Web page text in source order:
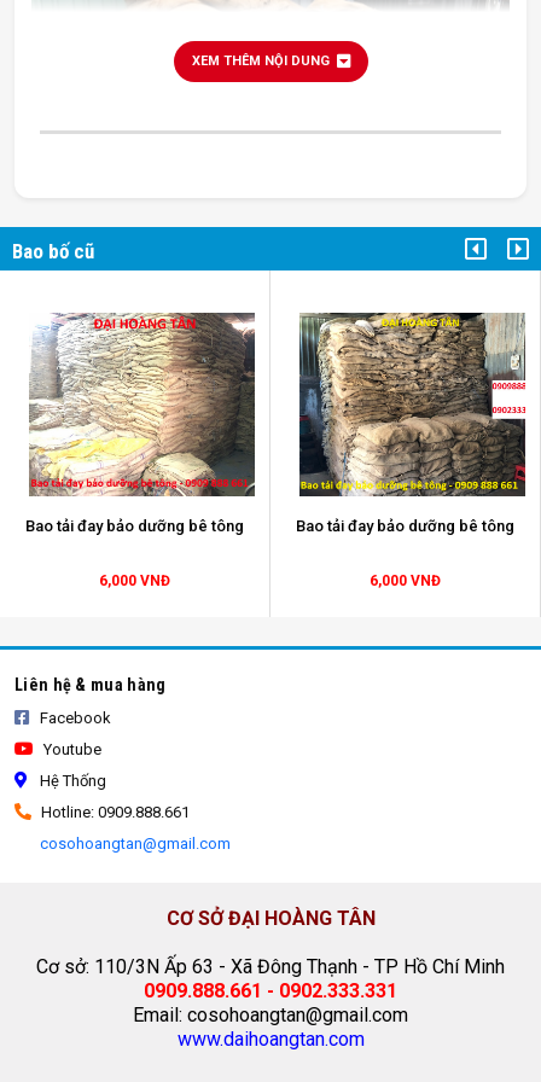
bao bố cũ
bao bố cũ
dụng trong rất nhiều mục đích khác nhau đặc biệt trong
ngành xây dựng chủ yếu bao bố được tận dụng để phủ
lên bề mặt bê tông dưỡng ẩm và giúp trong công tác
chống thấm sàn bê tông rất hiệu quả.
XEM THÊM NỘI DUNG
Bao bố cũ
Bao tải đay bảo dưỡng bê tông
6,000 VNĐ
Bao tải đay bảo dưỡng bê tông
6,000 VNĐ
Liên hệ & mua hàng
Facebook
Youtube
Hệ Thống
Hotline: 0909.888.661
cosohoangtan@gmail.com
CƠ SỞ ĐẠI HOÀNG TÂN
Cơ sở: 110/3N Ấp 63 - Xã Đông Thạnh - TP Hồ Chí Minh
0909.888.661 - 0902.333.331
Email: cosohoangtan@gmail.com
www.daihoangtan.com